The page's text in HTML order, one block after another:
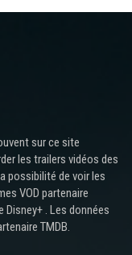
sur ce site
les trailers vidéos des
possibilité de voir les
VOD partenaire
. Les données
TMDB.